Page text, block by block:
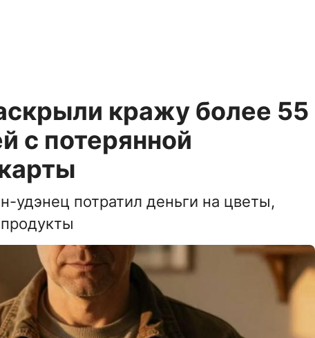
кражу более 55
с потерянной
удэнец потратил деньги на цветы,